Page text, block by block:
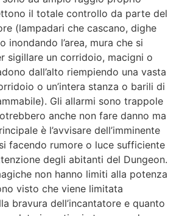
il totale controllo da parte del
(lampadari che cascano, dighe
inondando l’area, mura che si
sigillare un corridoio, macigni o
dall’alto riempiendo una vasta
o un’intera stanza o barili di
Gli allarmi sono trappole
anche non fare danno ma
è l’avvisare dell’imminente
facendo rumore o luce sufficiente
degli abitanti del Dungeon.
non hanno limiti alla potenza
visto che viene limitata
bravura dell’incantatore e quanto